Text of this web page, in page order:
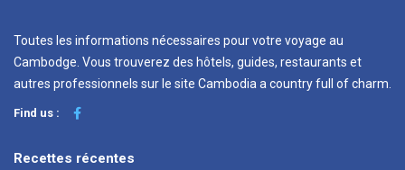
Toutes les informations nécessaires pour votre voyage au
Cambodge. Vous trouverez des hôtels, guides, restaurants et
autres professionnels sur le site Cambodia a country full of charm.
Find us :
Recettes récentes